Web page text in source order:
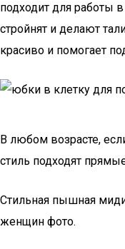
подходит для работы
стройнят и делают
красиво и помогает
В любом возрасте,
стиль подходят
Стильная пышная
женщин фото.